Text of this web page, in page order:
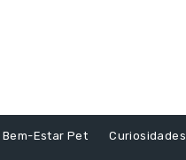
Bem-Estar Pet Curiosidades